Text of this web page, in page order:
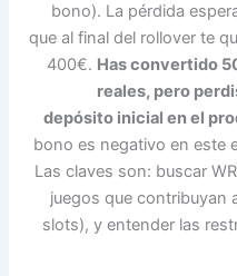
bono). La pérdida
que al final del rollover te
400€. Has convertido
reales, pero
depósito inicial en el
bono es negativo en este
Las claves son: buscar
juegos que contribuyan
slots), y entender las